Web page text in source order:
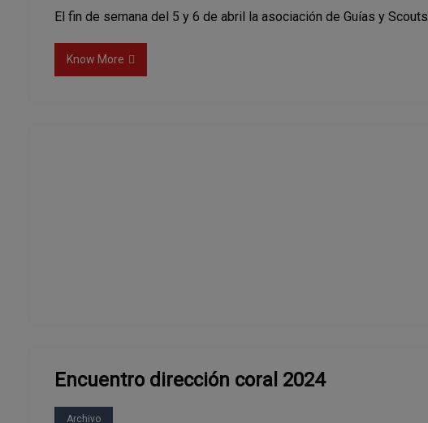
El fin de semana del 5 y 6 de abril la asociación de Guías y Scouts
Know More
Encuentro dirección coral 2024
Archivo